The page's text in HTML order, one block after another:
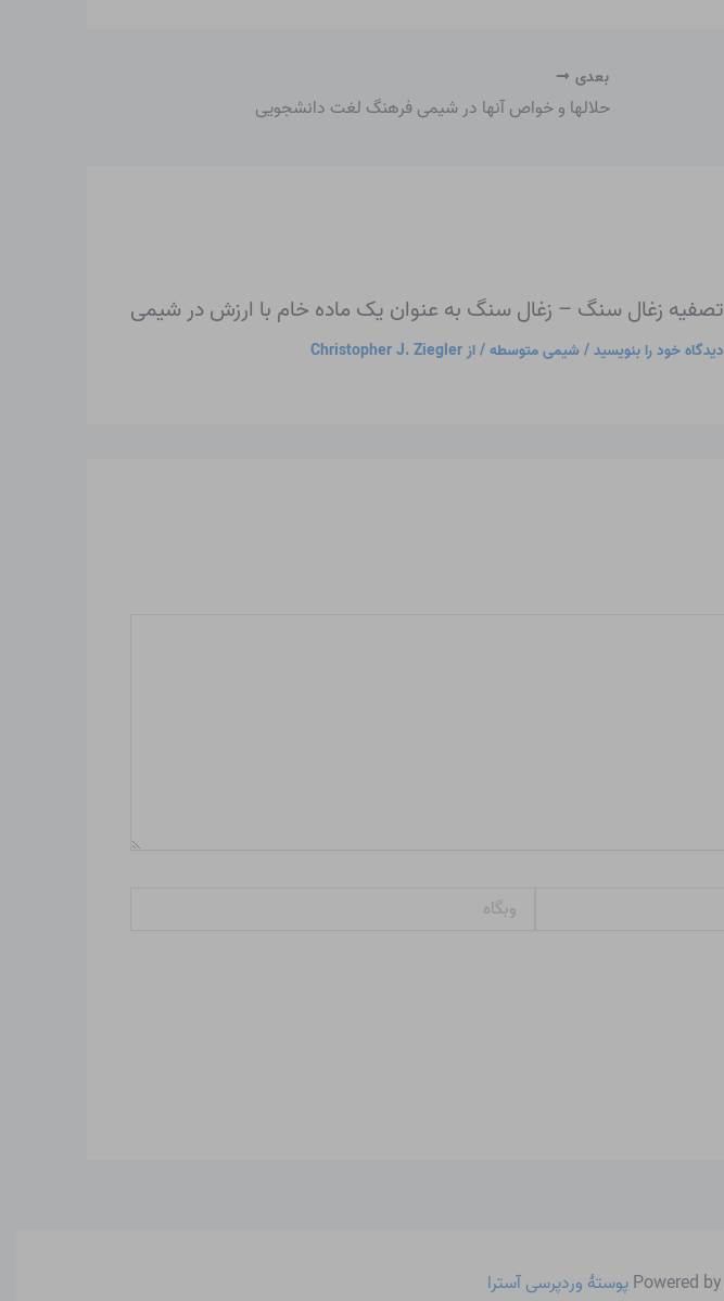
بعدی
حلالها و خواص آنها در شیمی فرهنگ لغت دانشجویی
تصفیه زغال سنگ – زغال سنگ به عنوان یک ماده خام با ارزش در شیمی
دیدگاه‌ خود را بنویسید/ شیمی متوسطه/ ازChristopher J. Ziegler
پوستهٔ وردپرسی آسترا